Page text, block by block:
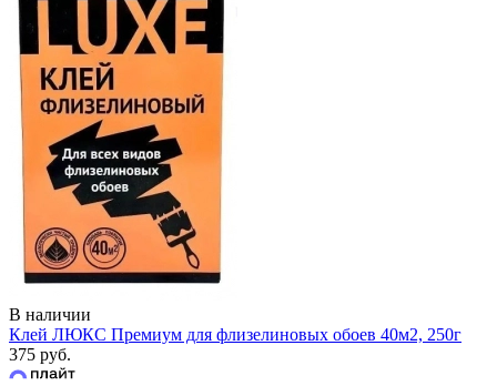
В наличии
Клей ЛЮКС Премиум для флизелиновых обоев 40м2, 250г
375 руб.